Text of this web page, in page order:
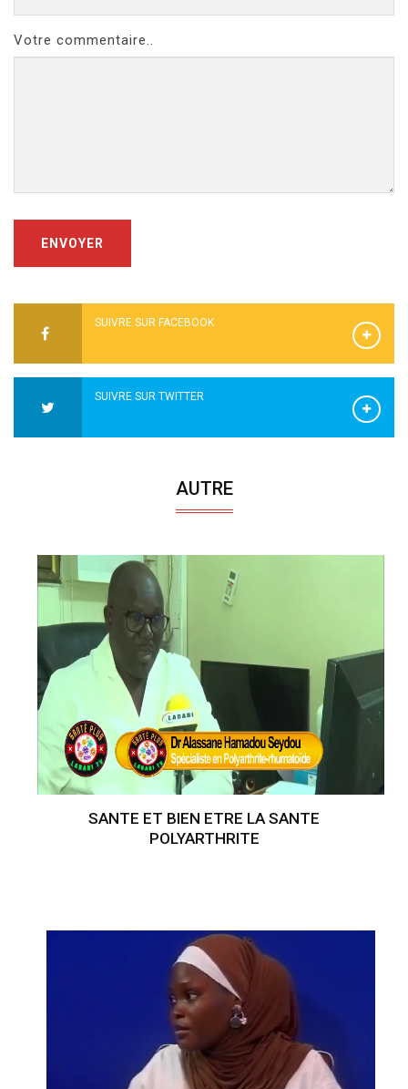
Votre commentaire..
ENVOYER
SUIVRE SUR FACEBOOK
SUIVRE SUR TWITTER
AUTRE
SANTE ET BIEN ETRE LA SANTE
POLYARTHRITE